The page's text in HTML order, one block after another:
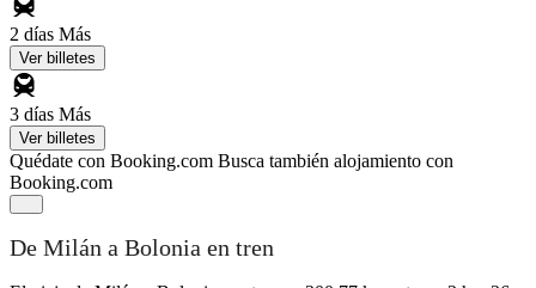
2 días Más
Ver billetes
3 días Más
Ver billetes
Quédate con Booking.com Busca también alojamiento con
Booking.com
De Milán a Bolonia en tren